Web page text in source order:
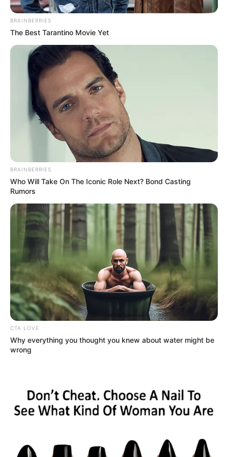
Facebook: –
Twitter: –
Threads:@teukuryantr
Instagram:@teukuryantr
@teukuryantr
YouTube: –
Tinggi, Berat & Penampilan Fisik
Tinggi Badan: –
Berat Badan: –
Golongan Darah: –
Warna Rambut: Hitam
Warna Mata: Coklat
Warna Kulit: Putih
Ukuran Tubuh: –
Ukuran Sepatu: –
Ukuran Baju: –
Pendidikan
Universitas Syah Kuala, Aceh
Universitas Muhammadiyah Jakarta Fakultas Ekonomi dan
Keluarga
Ayah: Teuku Rustam Effendy
Saudara: Cut Rushayu Putri
BRAINBERRIES
The Best Tarantino Movie Yet
BRAINBERRIES
Who Will Take On The Iconic Role Next? Bond Casting
Rumors
CTA LOVE
Why everything you thought you knew about water might be
wrong